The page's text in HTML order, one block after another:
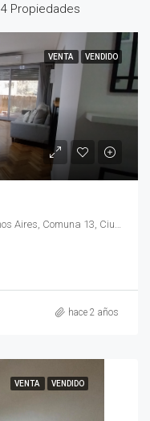
4 Propiedades
VENTA VENDIDO
hace 2 años
VENTA VENDIDO